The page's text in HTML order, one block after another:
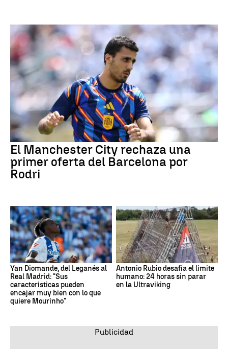
El Manchester City rechaza una
primer oferta del Barcelona por
Rodri
Yan Diomande, del Leganés al
Real Madrid: "Sus
características pueden
encajar muy bien con lo que
quiere Mourinho"
Antonio Rubio desafía el límite
humano: 24 horas sin parar
en la Ultraviking